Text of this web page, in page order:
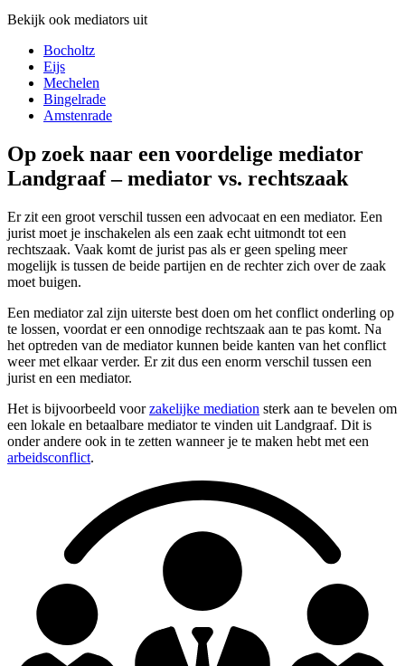
Bekijk ook mediators uit
Bocholtz
Eijs
Mechelen
Bingelrade
Amstenrade
Op zoek naar een voordelige mediator
Landgraaf – mediator vs. rechtszaak
Er zit een groot verschil tussen een advocaat en een mediator. Een
jurist moet je inschakelen als een zaak echt uitmondt tot een
rechtszaak. Vaak komt de jurist pas als er geen speling meer
mogelijk is tussen de beide partijen en de rechter zich over de zaak
moet buigen.
Een mediator zal zijn uiterste best doen om het conflict onderling op
te lossen, voordat er een onnodige rechtszaak aan te pas komt. Na
het optreden van de mediator kunnen beide kanten van het conflict
weer met elkaar verder. Er zit dus een enorm verschil tussen een
jurist en een mediator.
Het is bijvoorbeeld voorzakelijke mediation sterk aan te bevelen om
een lokale en betaalbare mediator te vinden uit Landgraaf. Dit is
onder andere ook in te zetten wanneer je te maken hebt met een
arbeidsconflict.